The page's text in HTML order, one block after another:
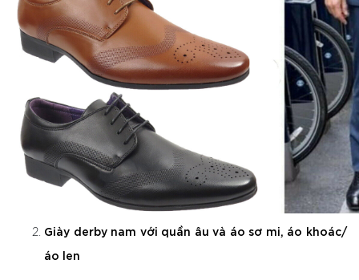
Giày derby nam với quần âu và áo sơ mi, áo khoác/
áo len